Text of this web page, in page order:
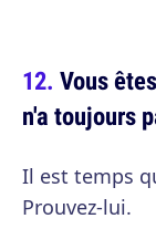
Vous
n'a toujours
Il est temps
Prouvez-lui.